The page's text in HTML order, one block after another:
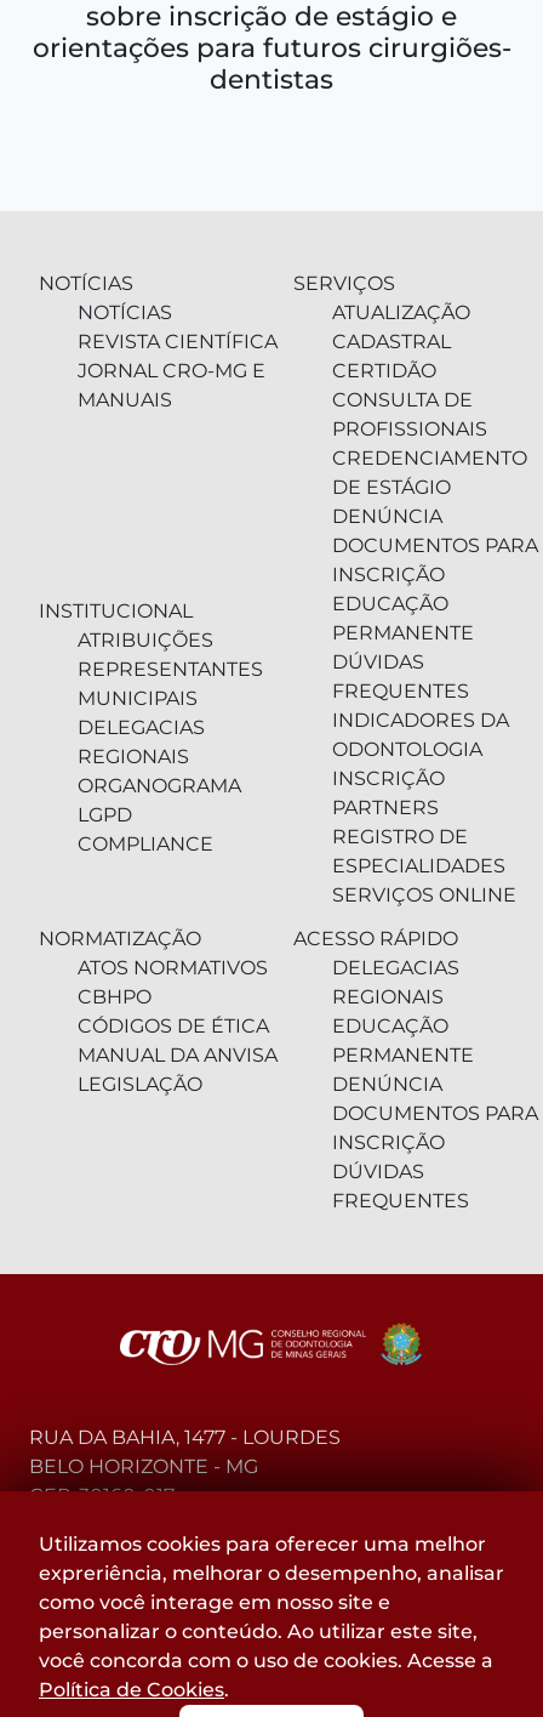
sobre inscrição de estágio e
orientações para futuros cirurgiões-
dentistas
NOTÍCIAS
NOTÍCIAS
REVISTA CIENTÍFICA
JORNAL CRO-MG E
MANUAIS
INSTITUCIONAL
ATRIBUIÇÕES
REPRESENTANTES
MUNICIPAIS
DELEGACIAS
REGIONAIS
ORGANOGRAMA
LGPD
COMPLIANCE
SERVIÇOS
ATUALIZAÇÃO
CADASTRAL
CERTIDÃO
CONSULTA DE
PROFISSIONAIS
CREDENCIAMENTO
DE ESTÁGIO
DENÚNCIA
DOCUMENTOS PARA
INSCRIÇÃO
EDUCAÇÃO
PERMANENTE
DÚVIDAS
FREQUENTES
INDICADORES DA
ODONTOLOGIA
INSCRIÇÃO
PARTNERS
REGISTRO DE
ESPECIALIDADES
SERVIÇOS ONLINE
NORMATIZAÇÃO
ATOS NORMATIVOS
CBHPO
CÓDIGOS DE ÉTICA
MANUAL DA ANVISA
LEGISLAÇÃO
ACESSO RÁPIDO
DELEGACIAS
REGIONAIS
EDUCAÇÃO
PERMANENTE
DENÚNCIA
DOCUMENTOS PARA
INSCRIÇÃO
DÚVIDAS
FREQUENTES
RUA DA BAHIA, 1477 - LOURDES
BELO HORIZONTE - MG
CEP: 30160-017
(31) 2104-3000 - WhatsApp
0800-015-4000 - Telefone
Acompanhe
@CROMGOFICIAL
Utilizamos cookies para oferecer uma melhor
expreriência, melhorar o desempenho, analisar
como você interage em nosso site e
personalizar o conteúdo. Ao utilizar este site,
você concorda com o uso de cookies. Acesse a
Política de Cookies.